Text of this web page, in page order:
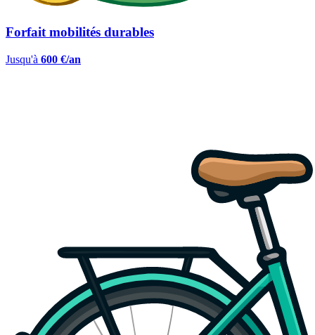
Forfait mobilités durables
Jusqu'à 600 €/an